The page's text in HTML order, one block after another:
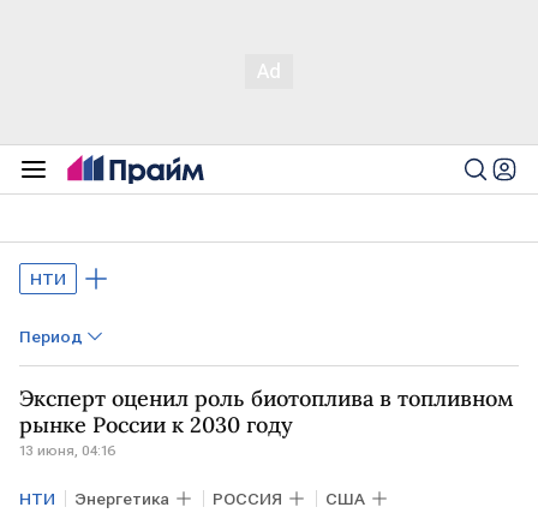
НТИ
Период
Эксперт оценил роль биотоплива в топливном
рынке России к 2030 году
13 июня, 04:16
НТИ Энергетика РОССИЯ США